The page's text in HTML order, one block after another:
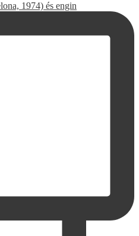
1974) és engin